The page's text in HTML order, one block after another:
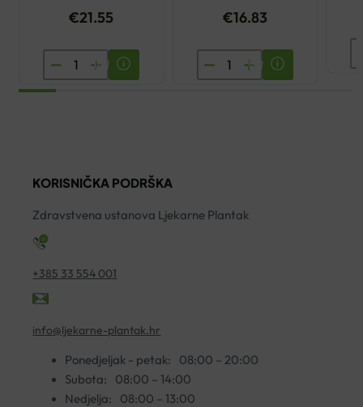
€21.55
AVENE
CLEANANCE
ČIŠĆENJE
200ML
€16.83
VICHY
PURETE
količina
KORISNIČKA PODRŠKA
Zdravstvena ustanova Ljekarne Plantak
+385 33 554 001
info@ljekarne-plantak.hr
Ponedjeljak - petak:
08:00 – 20:00
Subota:
08:00 – 14:00
Nedjelja:
08:00 – 13:00